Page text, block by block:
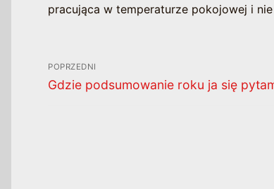
pracująca w temperaturze pokojowej i
Nawigacja
wpisu
POPRZEDNI
Poprzedni
Gdzie podsumowanie roku ja się